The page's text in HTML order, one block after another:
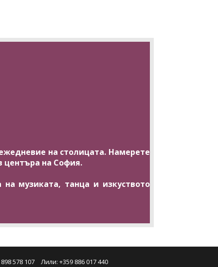
на столицата. Намерете
центъра на София.
музиката, танца и изкуството
578 107 Лили: +359 886 017 440